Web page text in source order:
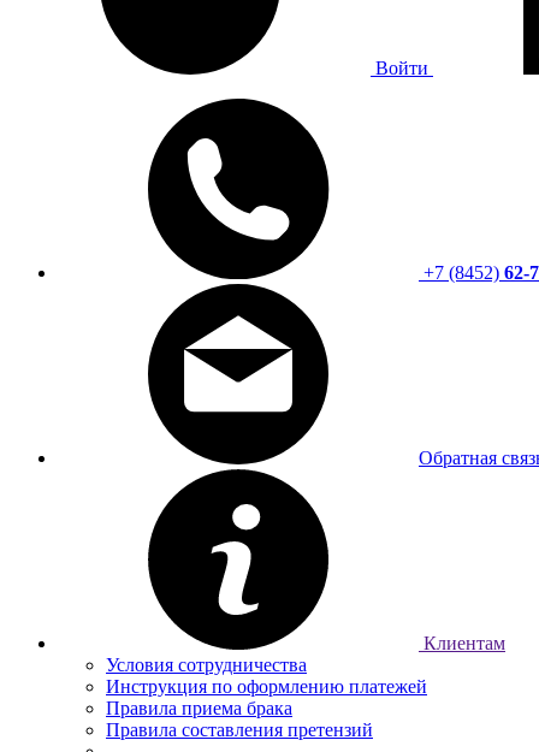
Войти
+7 (8452) 62-
Обратная
Клиентам
Условия сотрудничества
Инструкция по оформлению платежей
Правила приема брака
Правила составления претензий